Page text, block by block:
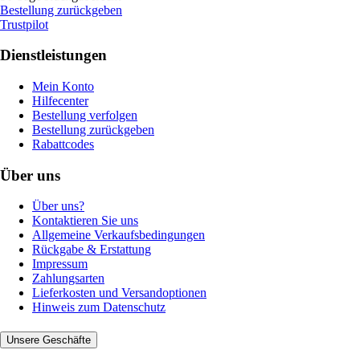
Bestellung zurückgeben
Trustpilot
Dienstleistungen
Mein Konto
Hilfecenter
Bestellung verfolgen
Bestellung zurückgeben
Rabattcodes
Über uns
Über uns?
Kontaktieren Sie uns
Allgemeine Verkaufsbedingungen
Rückgabe & Erstattung
Impressum
Zahlungsarten
Lieferkosten und Versandoptionen
Hinweis zum Datenschutz
Unsere Geschäfte